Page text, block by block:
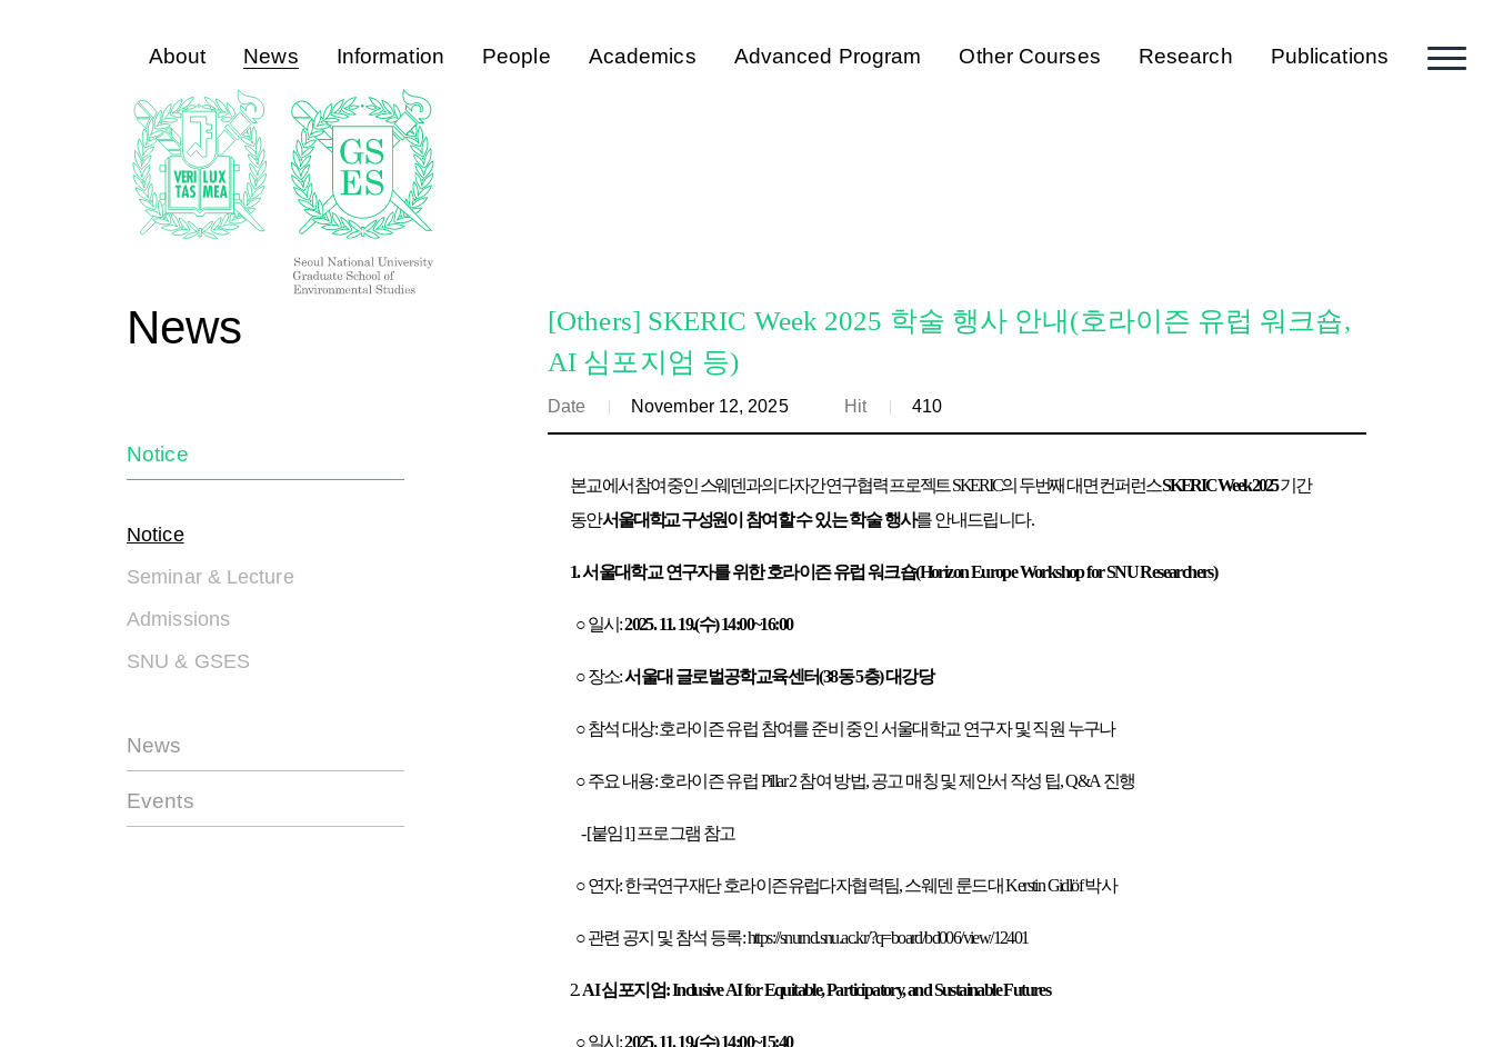
About News Information People Academics Advanced Program Other Courses Research Publications
News
Notice
Notice
Seminar & Lecture
Admissions
SNU & GSES
News
Events
[Others] SKERIC Week 2025 학술 행사 안내(호라이즌 유럽 워크숍,
AI 심포지엄 등)
Date November 12, 2025 Hit 410
본교에서 참여 중인 스웨덴과의 다자간 연구협력 프로젝트 SKERIC의 두번째 대면 컨퍼런스SKERIC Week 2025기간
동안서울대학교 구성원이 참여할 수 있는 학술 행사를 안내드립니다.
1. 서울대학교 연구자를 위한 호라이즌 유럽 워크숍(Horizon Europe Workshop for SNU Researchers)
○ 일시:2025. 11. 19.(수) 14:00~16:00
○ 장소:서울대 글로벌공학교육센터(38동 5층) 대강당
○ 참석 대상: 호라이즌 유럽 참여를 준비 중인 서울대학교 연구자 및 직원 누구나
○ 주요 내용: 호라이즌 유럽 Pillar 2 참여 방법, 공고 매칭 및 제안서 작성 팁, Q&A 진행
- [붙임1] 프로그램 참고
○ 연자: 한국연구재단 호라이즌유럽다자협력팀, 스웨덴 룬드대 KerstinGidlöf 박사
○ 관련 공지 및 참석 등록:https://snurnd.snu.ac.kr/?q=board/bd006/view/12401
2.AI 심포지엄: Inclusive AI for Equitable, Participatory, and Sustainable Futures
○ 일시:2025. 11. 19.(수) 14:00~15:40